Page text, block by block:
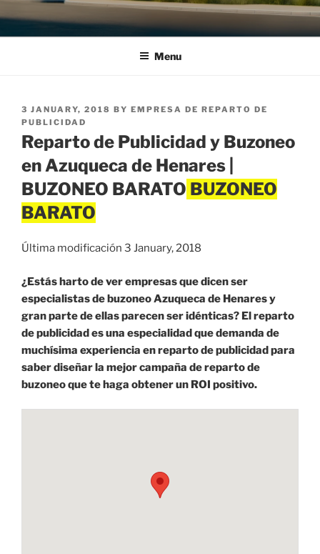
Menu
POSTED
ON
3 JANUARY, 2018 BY EMPRESA DE REPARTO DE
PUBLICIDAD
Reparto de Publicidad y Buzoneo
en Azuqueca de Henares |
BUZONEO BARATO
Última modificación 3 January, 2018
¿Estás harto de ver empresas que dicen ser
especialistas de buzoneo Azuqueca de Henares y
gran parte de ellas parecen ser idénticas? El reparto
de publicidad es una especialidad que demanda de
muchísima experiencia en reparto de publicidad para
saber diseñar la mejor campaña de reparto de
buzoneo que te haga obtener un ROI positivo.